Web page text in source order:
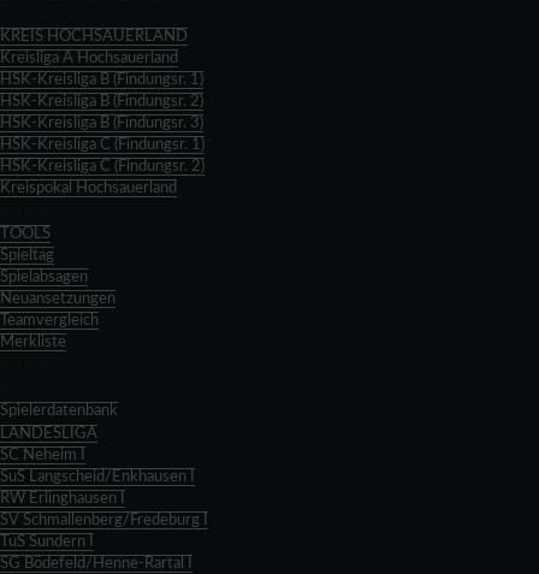
KREIS HOCHSAUERLAND
Kreisliga A Hochsauerland
HSK-Kreisliga B (Findungsr. 1)
HSK-Kreisliga B (Findungsr. 2)
HSK-Kreisliga B (Findungsr. 3)
HSK-Kreisliga C (Findungsr. 1)
HSK-Kreisliga C (Findungsr. 2)
Kreispokal Hochsauerland
TOOLS
Spieltag
Spielabsagen
Neuansetzungen
Teamvergleich
Merkliste
Spielerdatenbank
LANDESLIGA
SC Neheim I
SuS Langscheid/Enkhausen I
RW Erlinghausen I
SV Schmallenberg/Fredeburg I
TuS Sundern I
SG Bödefeld/Henne-Rartal I